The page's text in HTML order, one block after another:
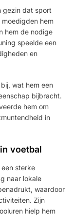
gezin dat sport
hem
hem de nodige
speelde een
en
wat hem een
bijbracht.
hem om
in
voetbal
sterke
naar lokale
waardoor
Zijn
hielp hem